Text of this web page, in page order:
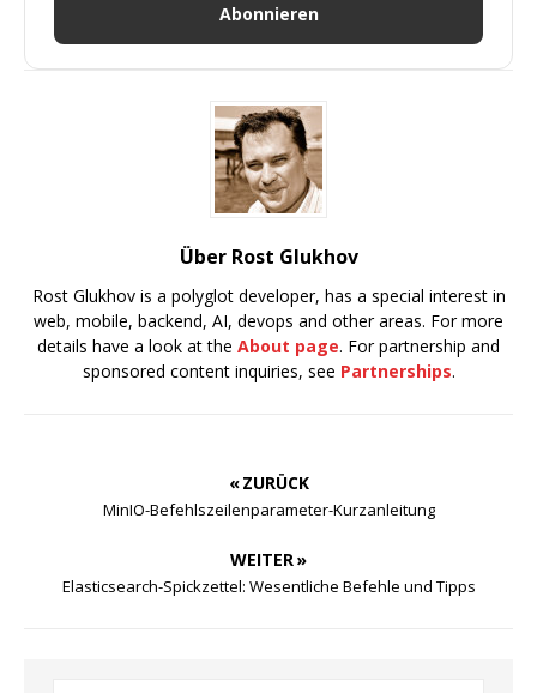
Abonnieren
Über Rost Glukhov
Rost Glukhov is a polyglot developer, has a special interest in
web, mobile, backend, AI, devops and other areas. For more
details have a look at the About page. For partnership and
sponsored content inquiries, see Partnerships.
« ZURÜCK
MinIO-Befehlszeilenparameter-Kurzanleitung
WEITER »
Elasticsearch-Spickzettel: Wesentliche Befehle und Tipps